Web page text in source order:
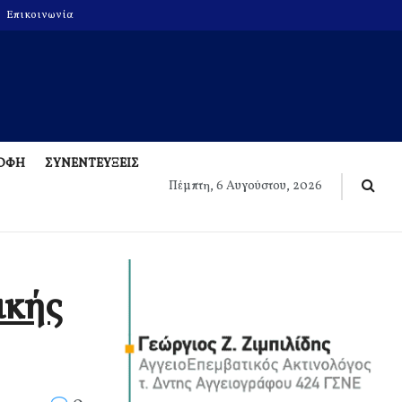
Επικοινωνία
ΣΥΝΕΝΤΕΥΞΕΙΣ
Πέμπτη, 6 Αυγούστου, 2026